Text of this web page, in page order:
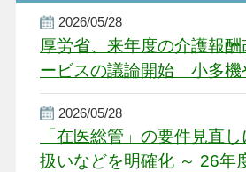
2026/05/28
厚労省、来年度の介護報
ービスの議論開始 小多機
厳しい経営環境に危機感
2026/05/28
「在医総管」の要件見直
扱いなどを明確化 ～ 26年